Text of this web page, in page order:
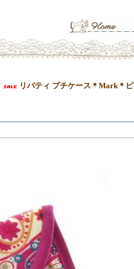
リバティ プチケース＊Mark＊